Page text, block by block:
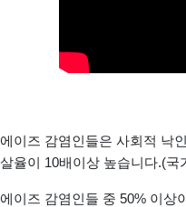
에이즈 감염인들은 사회적 낙
살율이 10배이상 높습니다.(국
에이즈 감염인들 중 50% 이상